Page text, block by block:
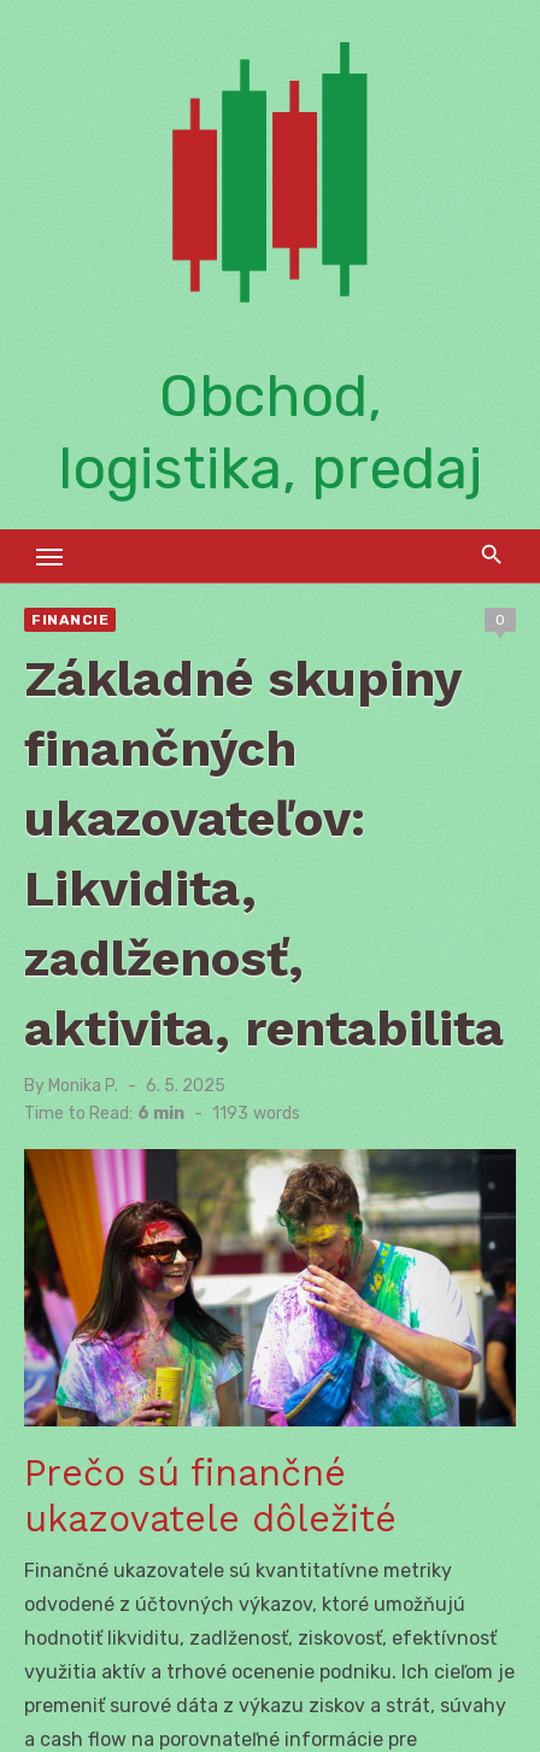
Obchod,
logistika, predaj
FINANCIE 0
Základné skupiny
finančných
ukazovateľov:
Likvidita,
zadlženosť,
aktivita, rentabilita
By Monika P.
Posted
on
6. 5. 2025
Time to Read: 6 min - 1193 words
Prečo sú finančné
ukazovatele dôležité
Finančné ukazovatele sú kvantitatívne metriky
odvodené z účtovných výkazov, ktoré umožňujú
hodnotiť likviditu, zadlženosť, ziskovosť, efektívnosť
využitia aktív a trhové ocenenie podniku. Ich cieľom je
premeniť surové dáta z výkazu ziskov a strát, súvahy
a cash flow na porovnateľné informácie pre